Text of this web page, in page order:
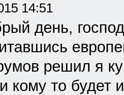
14:51
день,
решил я
кому то будет